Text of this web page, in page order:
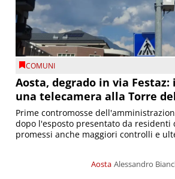
COMUNI
Aosta, degrado in via
una telecamera alla Torre
Aosta Alessandro
Prime contromosse
dopo l'esposto presentato da residenti
promessi anche maggiori controlli e